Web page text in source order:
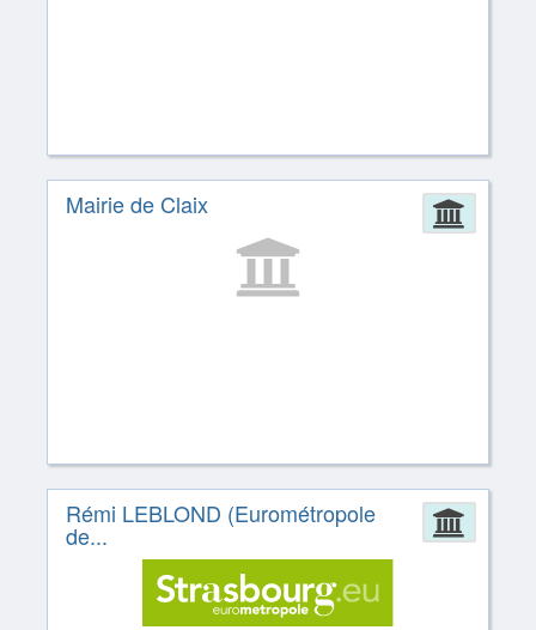
Mairie de Claix
Rémi LEBLOND (Eurométropole
de...